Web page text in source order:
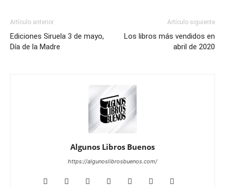
Artículo anterior
Ediciones Siruela 3 de mayo,
Día de la Madre
Artículo siguiente
Los libros más vendidos en
abril de 2020
Algunos Libros Buenos
https://algunoslibrosbuenos.com/